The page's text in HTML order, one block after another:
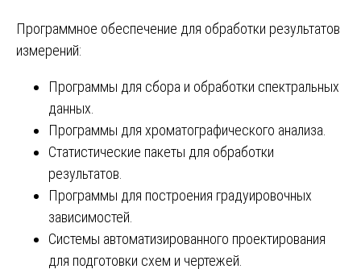
Программное обеспечение для обработки результатов
измерений:
Программы для сбора и обработки спектральных
данных.
Программы для хроматографического анализа.
Статистические пакеты для обработки
результатов.
Программы для построения градуировочных
зависимостей.
Системы автоматизированного проектирования
для подготовки схем и чертежей.